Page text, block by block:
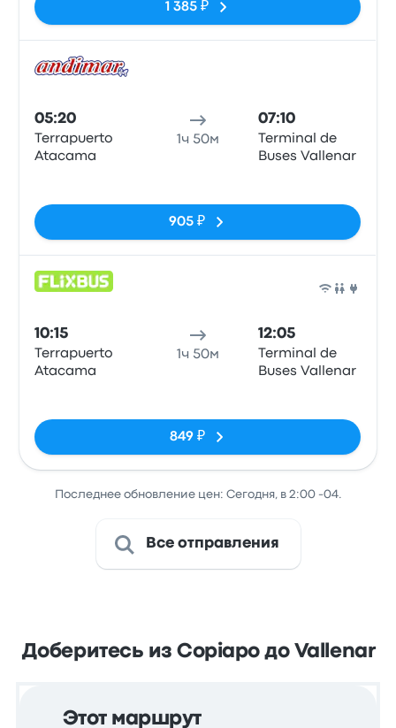
1 385 ₽
05:20
Terrapuerto
Atacama
1ч 50м
07:10
Terminal de
Buses Vallenar
905 ₽
10:15
Terrapuerto
Atacama
1ч 50м
12:05
Terminal de
Buses Vallenar
849 ₽
Последнее обновление цен: Сегодня, в 2:00 -04.
Все отправления
Доберитесь из Copiapo до Vallenar
Этот маршрут